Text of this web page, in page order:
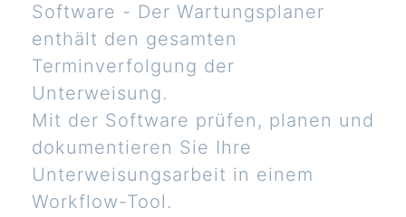
Software - Der Wartungsplaner
enthält den gesamten
Terminverfolgung der
Unterweisung.
Mit der Software prüfen, planen und
dokumentieren Sie Ihre
Unterweisungsarbeit in einem
Workflow-Tool.